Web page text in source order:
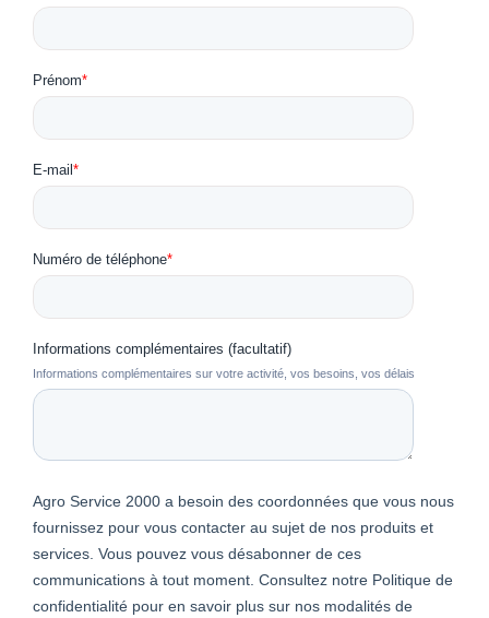
Prénom*
E-mail*
Numéro de téléphone*
Informations complémentaires (facultatif)
Informations complémentaires sur votre activité, vos besoins, vos délais
Agro Service 2000 a besoin des coordonnées que vous nous
fournissez pour vous contacter au sujet de nos produits et
services. Vous pouvez vous désabonner de ces
communications à tout moment. Consultez notre Politique de
confidentialité pour en savoir plus sur nos modalités de